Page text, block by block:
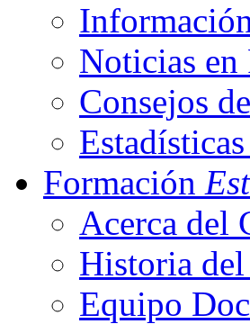
Noticias en
Consejos
Formación
Acerca del
Historia
Equipo